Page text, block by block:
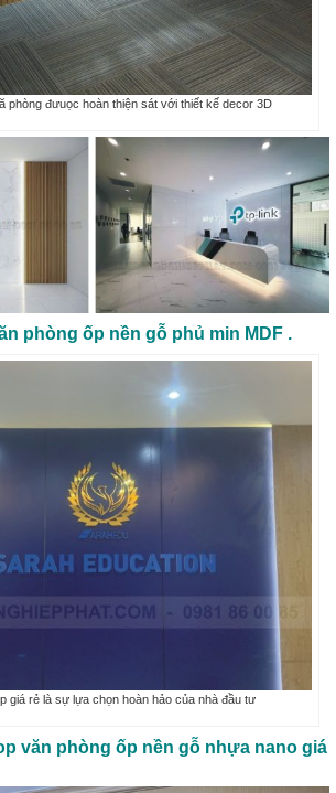
phòng đưuọc hoàn thiện sát với thiết kế decor 3D
phòng ốp nền gỗ phủ min MDF .
giá rẻ là sự lựa chọn hoàn hảo của nhà đầu tư
văn phòng ốp nền gỗ nhựa nano giá